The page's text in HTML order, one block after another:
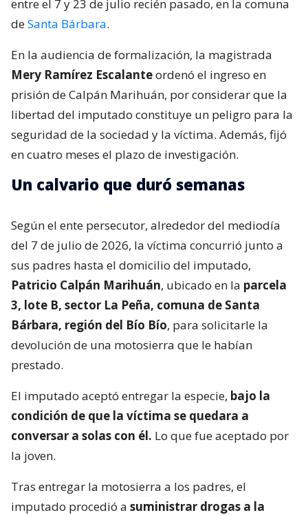
entre el 7 y 23 de julio recién pasado, en la comuna
deSanta Bárbara.
En la audiencia de formalización, la magistrada
Mery Ramírez Escalanteordenó el ingreso en
prisión de Calpán Marihuán, por considerar que la
libertad del imputado constituye un peligro para la
seguridad de la sociedad y la víctima. Además, fijó
en cuatro meses el plazo de investigación.
Un calvario que duró semanas
Según el ente persecutor, alrededor del mediodía
del 7 de julio de 2026, la víctima concurrió junto a
sus padres hasta el domicilio del imputado,
Patricio Calpán Marihuán, ubicado en la parcela
3, lote B, sector La Peña, comuna de Santa
Bárbara, región del Bío Bío, para solicitarle la
devolución de una motosierra que le habían
prestado.
El imputado aceptó entregar la especie, bajo la
condición de que la víctima se quedara a
conversar a solas con él. Lo que fue aceptado por
la joven.
Tras entregar la motosierra a los padres, el
imputado procedió a suministrar drogas a la